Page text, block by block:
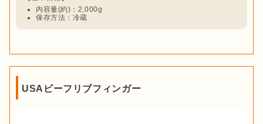
内容量(約)：2,000g
保存方法：冷蔵
USAビーフリブフィンガー